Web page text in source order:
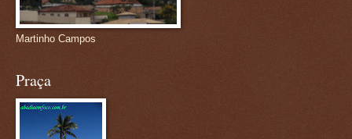
Martinho Campos
Praça